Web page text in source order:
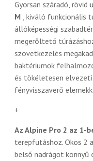
Gyorsan száradó, rövid
M , kiváló funkcionális
állóképességi
megerőltető
szövetkezelés
baktériumok
és tökéletesen
fényvisszaverő
+
Az Alpine Pro 2 az 1-
terepfutáshoz. Okos 2
belső nadrágot könnyű